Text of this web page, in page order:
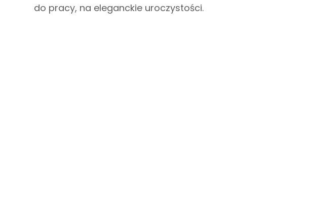
do pracy, na eleganckie uroczystości.